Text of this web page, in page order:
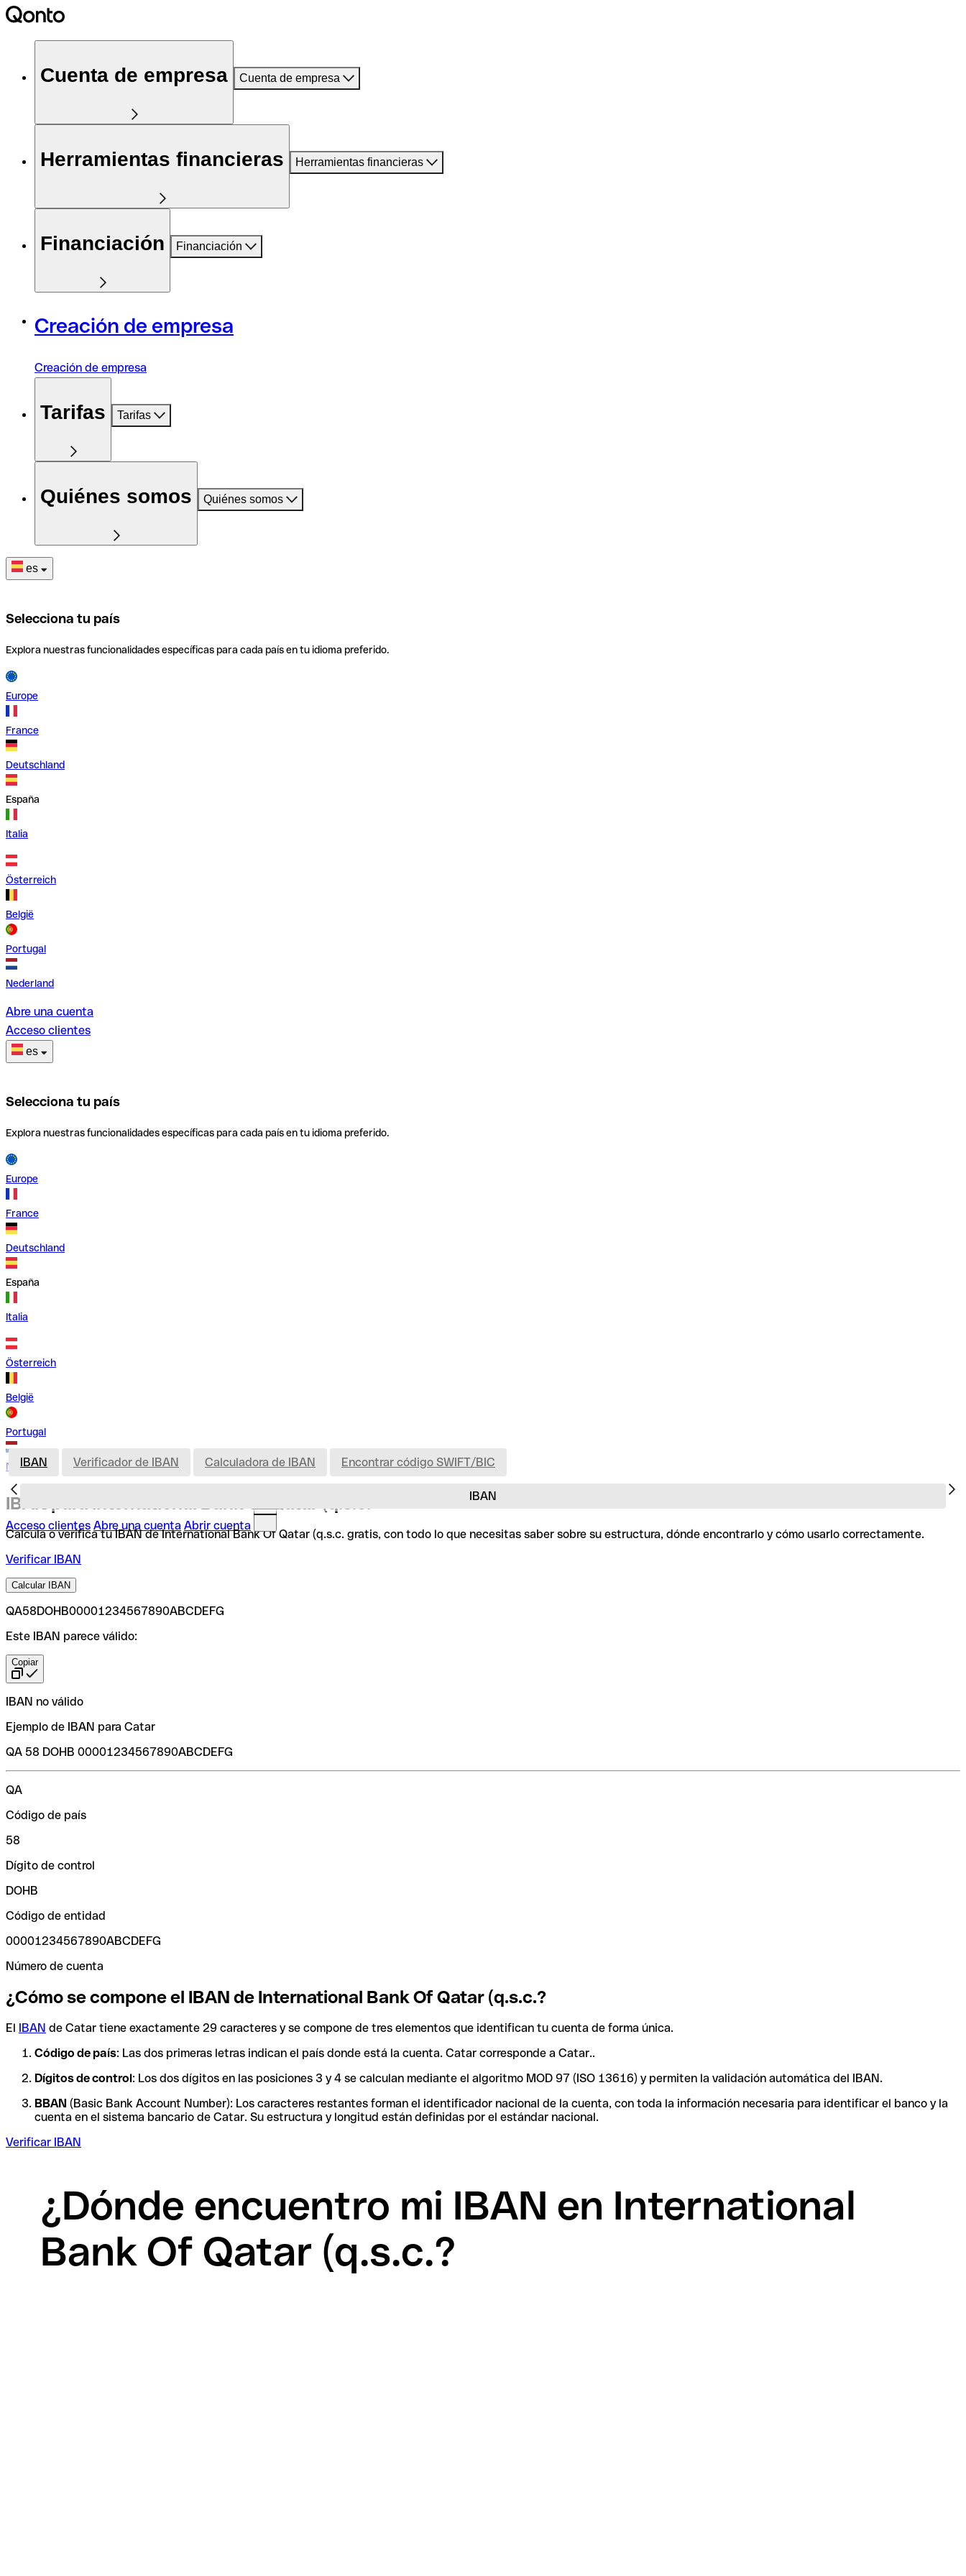
Cuenta de empresa Cuenta de empresa
Herramientas financieras Herramientas financieras
Financiación Financiación
Creación de empresa
Creación de empresa
Tarifas Tarifas
Quiénes somos Quiénes somos
es
Selecciona tu país
Explora nuestras funcionalidades específicas para cada país en tu idioma preferido.
Europe
France
Deutschland
España
Italia
Österreich
België
Portugal
Nederland
Abre una cuenta
Acceso clientes
es
Selecciona tu país
Explora nuestras funcionalidades específicas para cada país en tu idioma preferido.
Europe
France
Deutschland
España
Italia
Österreich
België
Portugal
Nederland
Acceso clientes Abre una cuenta Abrir cuenta
IBAN
IBAN Verificador de IBAN Calculadora de IBAN Encontrar código SWIFT/BIC
IBAN para International Bank Of Qatar (q.s.c.
Calcula o verifica tu IBAN de International Bank Of Qatar (q.s.c. gratis, con todo lo que necesitas saber sobre su estructura, dónde encontrarlo y cómo usarlo correctamente.
Verificar IBAN
Calcular IBAN
QA58DOHB00001234567890ABCDEFG
Este IBAN parece válido:
Copiar
IBAN no válido
Ejemplo de IBAN para Catar
QA 58 DOHB 00001234567890ABCDEFG
QA
Código de país
58
Dígito de control
DOHB
Código de entidad
00001234567890ABCDEFG
Número de cuenta
¿Cómo se compone el IBAN de International Bank Of Qatar (q.s.c.?
El IBAN de Catar tiene exactamente 29 caracteres y se compone de tres elementos que identifican tu cuenta de forma única.
Código de país: Las dos primeras letras indican el país donde está la cuenta. Catar corresponde a Catar..
Dígitos de control: Los dos dígitos en las posiciones 3 y 4 se calculan mediante el algoritmo MOD 97 (ISO 13616) y permiten la validación automática del IBAN.
BBAN (Basic Bank Account Number): Los caracteres restantes forman el identificador nacional de la cuenta, con toda la información necesaria para identificar el banco y la
cuenta en el sistema bancario de Catar. Su estructura y longitud están definidas por el estándar nacional.
Verificar IBAN
¿Dónde encuentro mi IBAN en International
Bank Of Qatar (q.s.c.?